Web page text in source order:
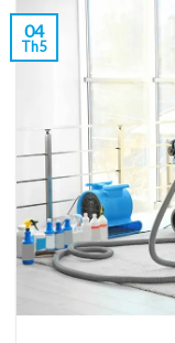
04
Th5